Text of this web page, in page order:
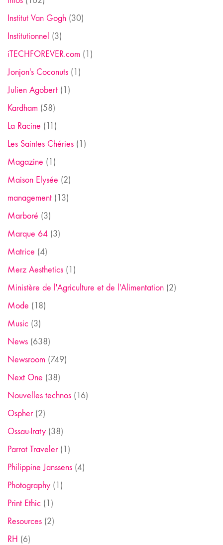
Institut Van Gogh (30)
Institutionnel (3)
iTECHFOREVER.com (1)
Jonjon's Coconuts (1)
Julien Agobert (1)
Kardham (58)
La Racine (11)
Les Saintes Chéries (1)
Magazine (1)
Maison Elysée (2)
management (13)
Marboré (3)
Marque 64 (3)
Matrice (4)
Merz Aesthetics (1)
Ministère de l'Agriculture et de l'Alimentation (2)
Mode (18)
Music (3)
News (638)
Newsroom (749)
Next One (38)
Nouvelles technos (16)
Ospher(2)
Ossau-Iraty (38)
Parrot Traveler(1)
Philippine Janssens (4)
Photography (1)
Print Ethic (1)
Resources (2)
RH (6)